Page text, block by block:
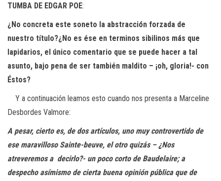
TUMBA DE EDGAR POE:
¿No concreta este soneto la abstracción forzada de
nuestro título?¿No es ése en terminos sibilinos más que
lapidarios, el único comentario que se puede hacer a tal
asunto, bajo pena de ser también maldito – ¡oh, gloria!- con
Éstos?
Y a continuación leamos esto cuando nos presenta a Marceline
Desbordes Valmore:
A pesar, cierto es, de dos artículos, uno muy controvertido de
ese maravilloso Sainte-beuve, el otro quizás – ¿Nos
atreveremos a decirlo?- un poco corto de Baudelaire; a
despecho asímismo de cierta buena opinión pública que de